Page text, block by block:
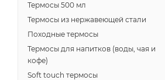
Термосы 500 мл
Термосы из нержавеющей стали
Походные термосы
Термосы для напитков (воды, чая и
кофе)
Soft touch термосы